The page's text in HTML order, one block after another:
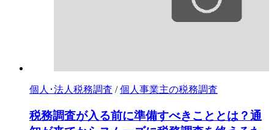
個人･法人税務調査 /個人事業主の税務調査
税務調査が入る前に準備すべきこととは？通